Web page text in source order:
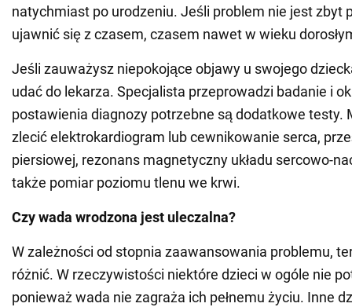
natychmiast po urodzeniu. Jeśli problem nie jest zbyt
ujawnić się z czasem, czasem nawet w wieku
Jeśli zauważysz niepokojące objawy u swojego
udać do lekarza. Specjalista przeprowadzi badanie i
postawienia diagnozy potrzebne są dodatkowe testy.
zlecić elektrokardiogram lub cewnikowanie serca,
piersiowej, rezonans magnetyczny układu sercowo-
także pomiar poziomu tlenu we krwi.
Czy wada wrodzona jest uleczalna?
W zależności od stopnia zaawansowania problemu,
różnić. W rzeczywistości niektóre dzieci w ogóle nie
ponieważ wada nie zagraża ich pełnemu życiu. Inne